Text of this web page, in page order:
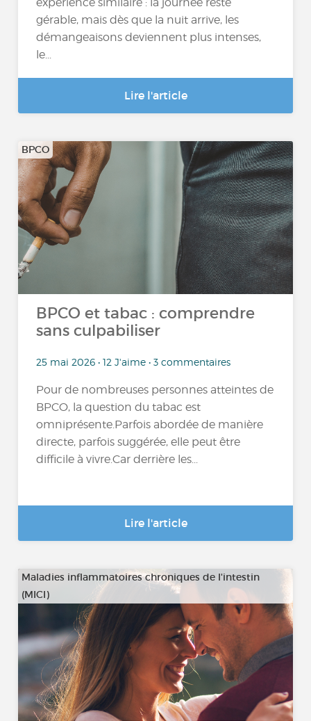
gérable, mais dès que la nuit arrive, les
démangeaisons deviennent plus intenses,
le...
Lire l'article
BPCO
BPCO et tabac : comprendre
sans culpabiliser
25 mai 2026 • 12 J'aime • 3 commentaires
Pour de nombreuses personnes atteintes de
BPCO, la question du tabac est
omniprésente.Parfois abordée de manière
directe, parfois suggérée, elle peut être
difficile à vivre.Car derrière les...
Lire l'article
Maladies inflammatoires chroniques de l'intestin
(MICI)